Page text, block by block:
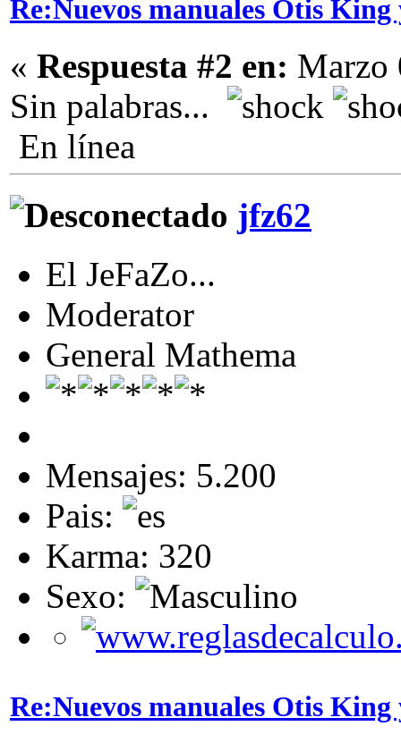
Re:Nuevos manuales Otis
« Respuesta #2 en: Marzo
Sin palabras...
En línea
jfz62
El JeFaZo...
Moderator
General Mathema
Mensajes: 5.200
Pais:
Karma: 320
Sexo:
Re:Nuevos manuales Otis